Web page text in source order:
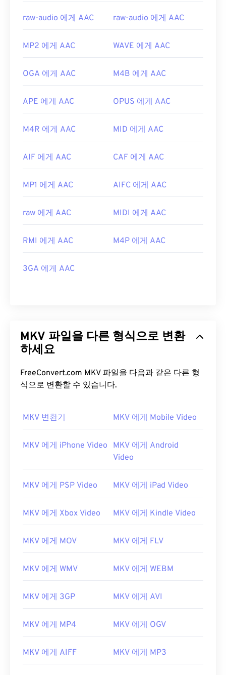
raw-audio 에게 AAC raw-audio 에게 AAC
MP2 에게 AAC WAVE 에게 AAC
OGA 에게 AAC M4B 에게 AAC
APE 에게 AAC OPUS 에게 AAC
M4R 에게 AAC MID 에게 AAC
AIF 에게 AAC CAF 에게 AAC
MP1 에게 AAC AIFC 에게 AAC
raw 에게 AAC MIDI 에게 AAC
RMI 에게 AAC M4P 에게 AAC
3GA 에게 AAC
MKV 파일을 다른 형식으로 변환
하세요
FreeConvert.com MKV 파일을 다음과 같은 다른 형
식으로 변환할 수 있습니다.
MKV 변환기 MKV 에게 Mobile Video
MKV 에게 iPhone Video
MKV 에게 Android
Video
MKV 에게 PSP Video MKV 에게 iPad Video
MKV 에게 Xbox Video MKV 에게 Kindle Video
MKV 에게 MOV MKV 에게 FLV
MKV 에게 WMV MKV 에게 WEBM
MKV 에게 3GP MKV 에게 AVI
MKV 에게 MP4 MKV 에게 OGV
MKV 에게 AIFF MKV 에게 MP3